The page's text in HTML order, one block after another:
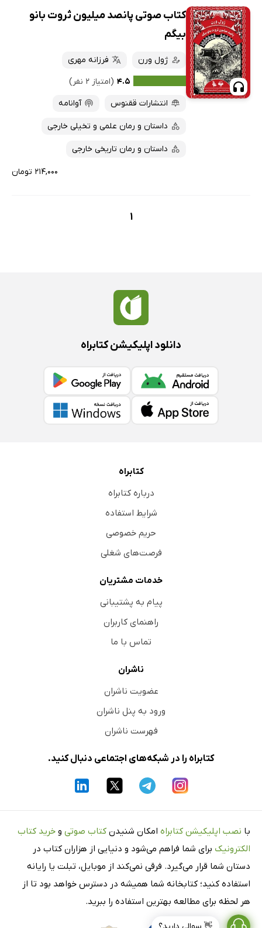
کتاب صوتی پانصد میلیون ثروت بانو
بیگم
ژول ورن
فرزانه مهری
۴.۵ (امتیاز ۲ نفر)
انتشارات ققنوس
آوانامه
داستان و رمان علمی و تخیلی خارجی
داستان و رمان تاریخی خارجی
۲۱۴,۰۰۰ تومان
1
دانلود اپلیکیشن کتابراه
کتابراه
درباره کتابراه
شرایط استفاده
حریم خصوصی
فرصت‌های شغلی
خدمات مشتریان
پیام به پشتیبانی
راهنمای کاربران
تماس با ما
ناشران
عضویت ناشران
ورود به پنل ناشران
فهرست ناشران
کتابراه را در شبکه‌های اجتماعی دنبال کنید.
با نصب اپلیکیشن کتابراه امکان شنیدن کتاب صوتی و خرید کتاب
الکترونیک برای شما فراهم می‌شود و دنیایی از هزاران کتاب در
دستان شما قرار می‌گیرد. فرقی نمی‌کند از موبایل، تبلت یا رایانه
استفاده کنید؛ کتابخانه شما همیشه در دسترس خواهد بود تا از
هر لحظه برای مطالعه بهترین استفاده را ببرید.